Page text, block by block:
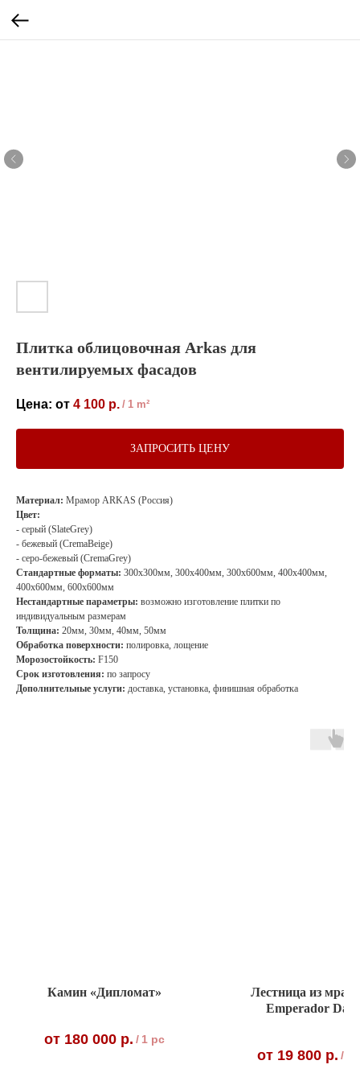
Плитка облицовочная Arkas для
вентилируемых фасадов
4 100 р. / 1 m²
ЗАПРОСИТЬ ЦЕНУ
Материал: Мрамор ARKAS (Россия)
Цвет:
- серый (SlateGrey)
- бежевый (CremaBeige)
- серо-бежевый (CremaGrey)
Стандартные форматы: 300х300мм, 300х400мм, 300х600мм, 400х400мм,
400х600мм, 600х600мм
Нестандартные параметры: возможно изготовление плитки по
индивидуальным размерам
Толщина: 20мм, 30мм, 40мм, 50мм
Обработка поверхности: полировка, лощение
Морозостойкость: F150
Срок изготовления: по запросу
Дополнительные услуги: доставка, установка, финишная обработка
Камин «Дипломат»
180 000 р. / 1 pc
Лестница из
Emperador
19 800 р. /